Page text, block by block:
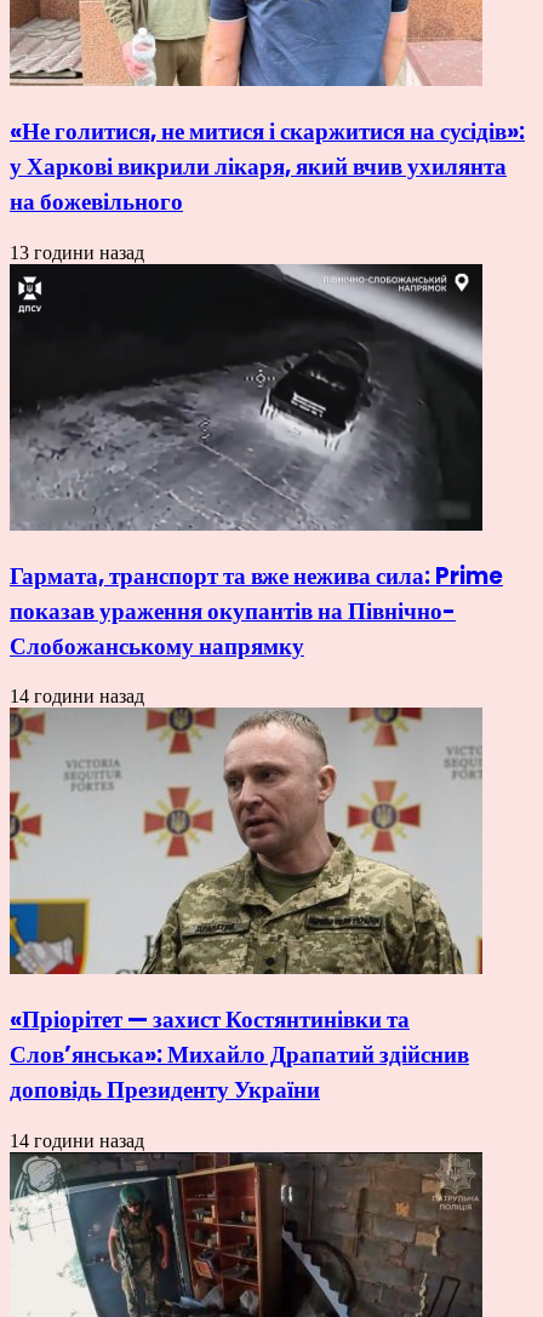
«Не голитися, не митися і скаржитися на сусідів»:
у Харкові викрили лікаря, який вчив ухилянта
на божевільного
13 години назад
Гармата, транспорт та вже нежива сила: Prime
показав ураження окупантів на Північно-
Слобожанському напрямку
14 години назад
«Пріорітет — захист Костянтинівки та
Слов’янська»: Михайло Драпатий здійснив
доповідь Президенту України
14 години назад